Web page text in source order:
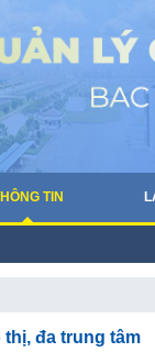
TIN
đa trung tâm